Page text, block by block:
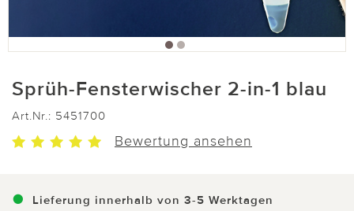
Sprüh-Fensterwischer 2-in-1 blau
Art.Nr.: 5451700
Bewertung ansehen
Lieferung innerhalb von 3-5 Werktagen